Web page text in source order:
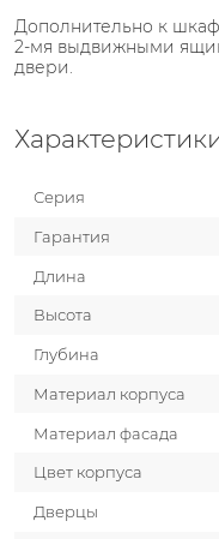
Дополнительно к
2-мя выдвижными
двери.
Серия
Гарантия
Длина
Высота
Глубина
Материал корпуса
Материал фасада
Цвет корпуса
Дверцы